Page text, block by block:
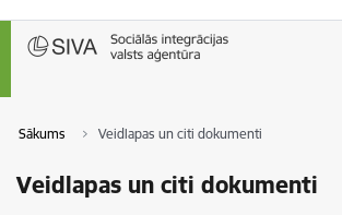
Sākums Veidlapas un citi dokumenti
Veidlapas un citi dokumenti